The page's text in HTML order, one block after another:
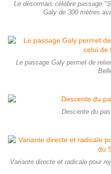
Le désormais célèbre passage
Galy de 300 mètres
Le passage Galy permet de
Descente du
Variante directe et radicale pour